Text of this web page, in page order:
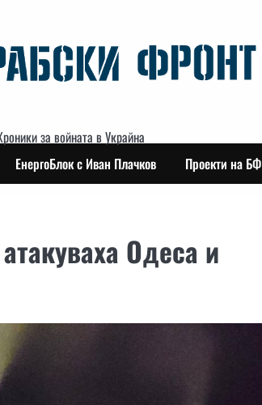
за войната в Украйна
ЕнергоБлок с Иван Плачков Проекти на БФ
Одеса и